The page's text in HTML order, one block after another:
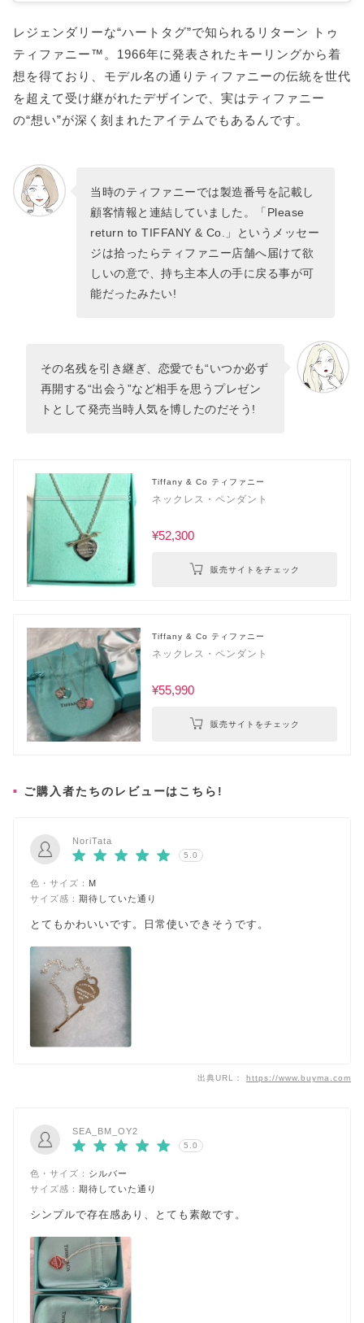
レジェンダリーな“ハートタグ”で知られるリターン トゥ
ティファニー™。1966年に発表されたキーリングから着
想を得ており、モデル名の通りティファニーの伝統を世代
を超えて受け継がれたデザインで、実はティファニー
の“想い”が深く刻まれたアイテムでもあるんです。
当時のティファニーでは製造番号を記載し
顧客情報と連結していました。「Please
return to TIFFANY & Co.」というメッセー
ジは拾ったらティファニー店舗へ届けて欲
しいの意で、持ち主本人の手に戻る事が可
能だったみたい!
その名残を引き継ぎ、恋愛でも“いつか必ず
再開する“出会う”など相手を思うプレゼン
トとして発売当時人気を博したのだそう!
Tiffany & Co ティファニー
ネックレス・ペンダント
¥52,300
販売サイトをチェック
Tiffany & Co ティファニー
ネックレス・ペンダント
¥55,990
販売サイトをチェック
ご購入者たちのレビューはこちら!
NoriTata
5.0
色・サイズ： M
サイズ感： 期待していた通り
とてもかわいいです。日常使いできそうです。
出典URL： https://www.buyma.com
SEA_BM_OY2
5.0
色・サイズ： シルバー
サイズ感： 期待していた通り
シンプルで存在感あり、とても素敵です。